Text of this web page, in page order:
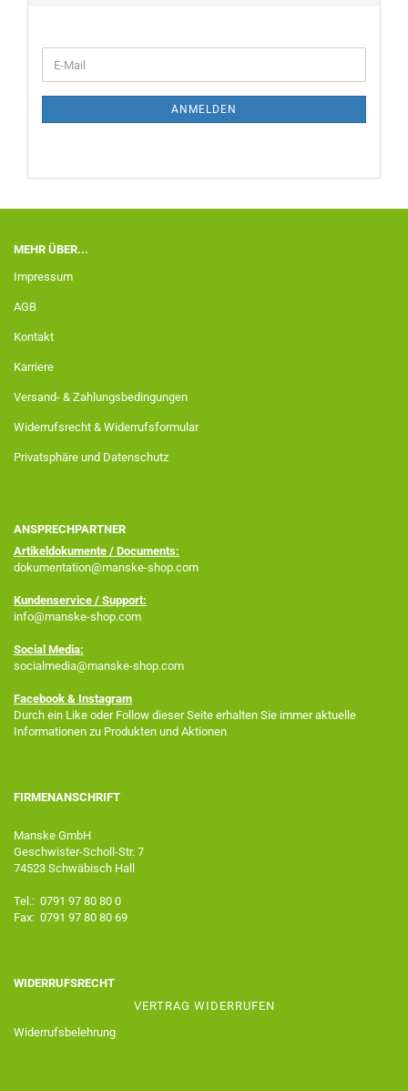
ANMELDEN
MEHR ÜBER...
Impressum
AGB
Kontakt
Karriere
Versand- & Zahlungsbedingungen
Widerrufsrecht & Widerrufsformular
Privatsphäre und Datenschutz
ANSPRECHPARTNER
Artikeldokumente / Documents:
dokumentation@manske-shop.com
Kundenservice / Support:
info@manske-shop.com
Social Media:
socialmedia@manske-shop.com
Facebook & Instagram
Durch ein Like oder Follow dieser Seite erhalten Sie immer aktuelle
Informationen zu Produkten und Aktionen
FIRMENANSCHRIFT
Manske GmbH
Geschwister-Scholl-Str. 7
74523 Schwäbisch Hall
Tel.: 0791 97 80 80 0
Fax: 0791 97 80 80 69
WIDERRUFSRECHT
VERTRAG WIDERRUFEN
Widerrufsbelehrung